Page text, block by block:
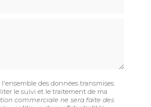
des données transmises
le suivi et le traitement de ma
commerciale ne sera faite des